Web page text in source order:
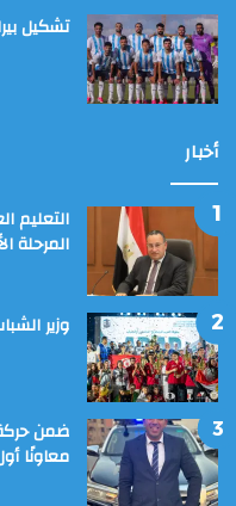
تشكيل
أخبار
التعليم
المرحلة
وزير
ضمن حركة
معاونًا